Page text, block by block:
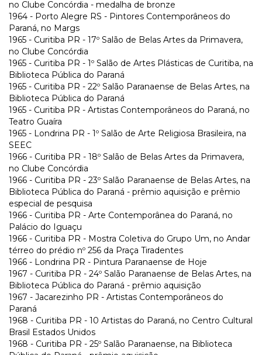
no Clube Concórdia - medalha de bronze
1964 - Porto Alegre RS - Pintores Contemporâneos do
Paraná, no Margs
1965 - Curitiba PR - 17º Salão de Belas Artes da Primavera,
no Clube Concórdia
1965 - Curitiba PR - 1º Salão de Artes Plásticas de Curitiba, na
Biblioteca Pública do Paraná
1965 - Curitiba PR - 22º Salão Paranaense de Belas Artes, na
Biblioteca Pública do Paraná
1965 - Curitiba PR - Artistas Contemporâneos do Paraná, no
Teatro Guaíra
1965 - Londrina PR - 1º Salão de Arte Religiosa Brasileira, na
SEEC
1966 - Curitiba PR - 18º Salão de Belas Artes da Primavera,
no Clube Concórdia
1966 - Curitiba PR - 23º Salão Paranaense de Belas Artes, na
Biblioteca Pública do Paraná - prêmio aquisição e prêmio
especial de pesquisa
1966 - Curitiba PR - Arte Contemporânea do Paraná, no
Palácio do Iguaçu
1966 - Curitiba PR - Mostra Coletiva do Grupo Um, no Andar
térreo do prédio nº 256 da Praça Tiradentes
1966 - Londrina PR - Pintura Paranaense de Hoje
1967 - Curitiba PR - 24º Salão Paranaense de Belas Artes, na
Biblioteca Pública do Paraná - prêmio aquisição
1967 - Jacarezinho PR - Artistas Contemporâneos do
Paraná
1968 - Curitiba PR - 10 Artistas do Paraná, no Centro Cultural
Brasil Estados Unidos
1968 - Curitiba PR - 25º Salão Paranaense, na Biblioteca